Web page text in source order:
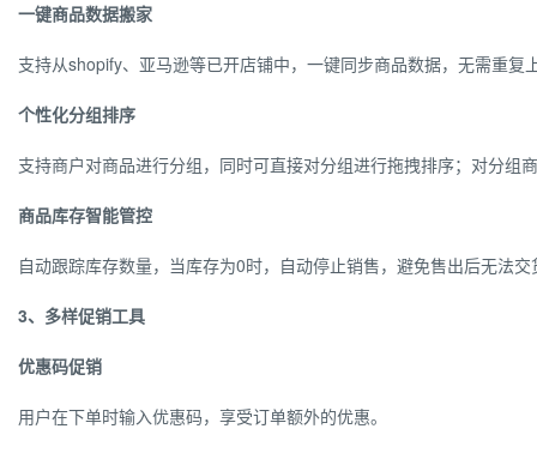
一键商品数据搬家
支持从shopify、亚马逊等已开店铺中，一键同步商品数据，无需重复
个性化分组排序
支持商户对商品进行分组，同时可直接对分组进行拖拽排序；对分组
商品库存智能管控
自动跟踪库存数量，当库存为0时，自动停止销售，避免售出后无法交
3、多样促销工具
优惠码促销
用户在下单时输入优惠码，享受订单额外的优惠。